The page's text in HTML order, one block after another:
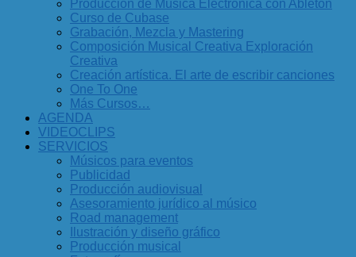
Producción de Música Electrónica con Ableton
Curso de Cubase
Grabación, Mezcla y Mastering
Composición Musical Creativa Exploración
Creativa
Creación artística. El arte de escribir canciones
One To One
Más Cursos…
AGENDA
VIDEOCLIPS
SERVICIOS
Músicos para eventos
Publicidad
Producción audiovisual
Asesoramiento jurídico al músico
Road management
Ilustración y diseño gráfico
Producción musical